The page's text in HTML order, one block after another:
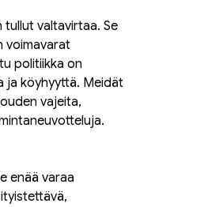
tullut valtavirtaa. Se
voimavarat
politiikka on
ja köyhyyttä. Meidät
vajeita,
enää varaa